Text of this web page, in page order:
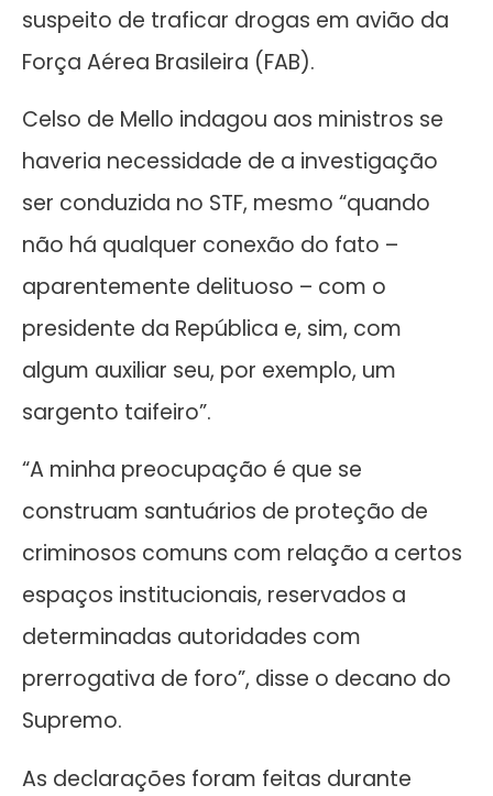
suspeito de traficar drogas em avião da
Força Aérea Brasileira (FAB).
Celso de Mello indagou aos ministros se
haveria necessidade de a investigação
ser conduzida no STF, mesmo “quando
não há qualquer conexão do fato –
aparentemente delituoso – com o
presidente da República e, sim, com
algum auxiliar seu, por exemplo, um
sargento taifeiro”.
“A minha preocupação é que se
construam santuários de proteção de
criminosos comuns com relação a certos
espaços institucionais, reservados a
determinadas autoridades com
prerrogativa de foro”, disse o decano do
Supremo.
As declarações foram feitas durante